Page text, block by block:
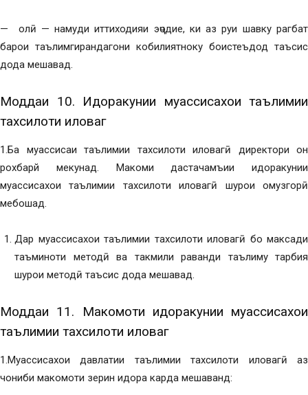
— олӣ — намуди иттиходияи эҷодие, ки аз руи шавку рагбат
барои таълимгирандагони кобилиятноку боистеъдод таъсис
дода мешавад.
Моддаи 10. Идоракунии муассисахои таълимии
тахсилоти иловагӣ
1.Ба муассисаи таълимии тахсилоти иловагӣ директори он
рохбарй мекунад. Макоми дастачамъии идоракунии
муассисахои таълимии тахсилоти иловагӣ шурои омузгорӣ
мебошад.
Дар муассисахои таълимии тахсилоти иловагӣ бо максади
таъминоти методӣ ва такмили раванди таълиму тарбия
шурои методӣ таъсис дода мешавад.
Моддаи 11. Макомоти идоракунии муассисахои
таълимии тахсилоти иловагӣ
1.Муассисахои давлатии таълимии тахсилоти иловагӣ аз
чониби макомоти зерин идора карда мешаванд: